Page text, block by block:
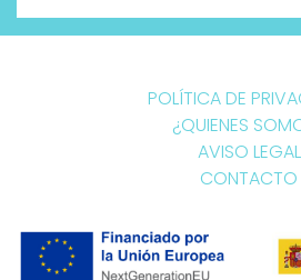
POLÍTICA DE
¿QUIENES
AVISO LEGAL
CONTACTO